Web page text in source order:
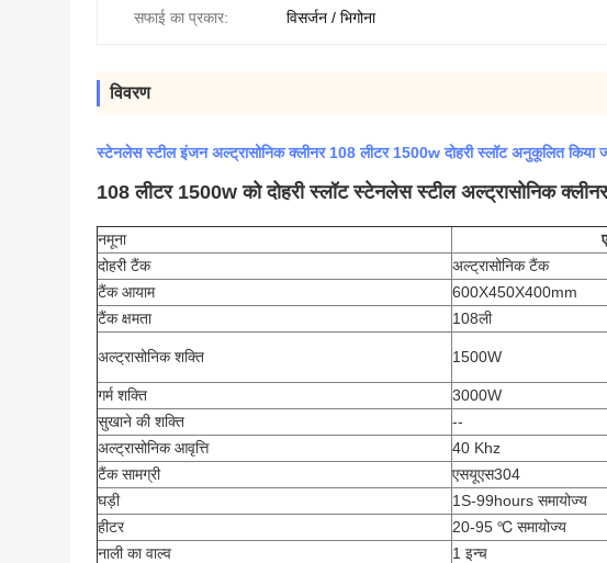
सफाई का प्रकार: विसर्जन / भिगोना
विवरण
स्टेनलेस स्टील इंजन अल्ट्रासोनिक क्लीनर 108 लीटर 1500w दोहरी स्लॉट अनुकूलित किया
108 लीटर 1500w को दोहरी स्लॉट स्टेनलेस स्टील अल्ट्रासोनिक
नमूना
दोहरी टैंक
अल्ट्रासोनिक टैंक
टैंक आयाम
600X450X400mm
टैंक क्षमता
108ली
अल्ट्रासोनिक शक्ति 1500W
गर्म शक्ति 3000W
सुखाने की शक्ति
--
अल्ट्रासोनिक आवृत्ति
40 Khz
टैंक सामग्री
एसयूएस304
घड़ी
1S-99hours समायोज्य
हीटर
20-95 ℃ समायोज्य
नाली का वाल्व
1 इन्च